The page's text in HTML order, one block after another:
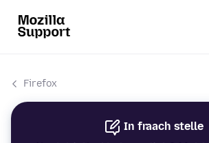
Firefox
In fraach stelle